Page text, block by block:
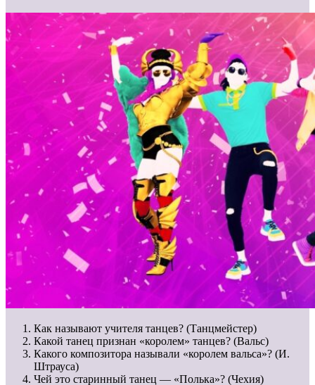
Как называют учителя танцев? (Танцмейстер)
Какой танец признан «королем» танцев? (Вальс)
Какого композитора называли «королем вальса»? (И.
Штрауса)
Чей это старинный танец — «Полька»? (Чехия)